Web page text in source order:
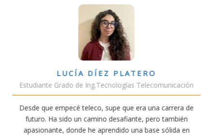
de
en
VÍCTOR SÁNCHEZ VALENCIA
Estudiante Doble Grado Teleco-ADE
Estudiar teleco me ha permitido comprender
conectividad afecta nuestra vida diaria. Aunque la
exige esfuerzo, he dedicado parte de mi tiempo a